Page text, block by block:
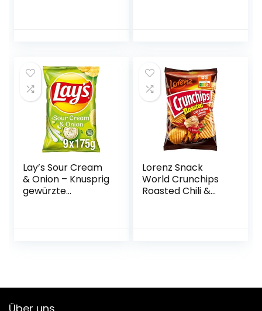
Lay’s Sour Cream
& Onion – Knusprig
gewürzte
Lorenz Snack
World Crunchips
Roasted Chili &